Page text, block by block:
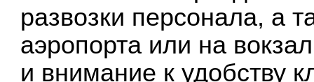
развозки персонала, а
аэропорта или на
и внимание к удобству